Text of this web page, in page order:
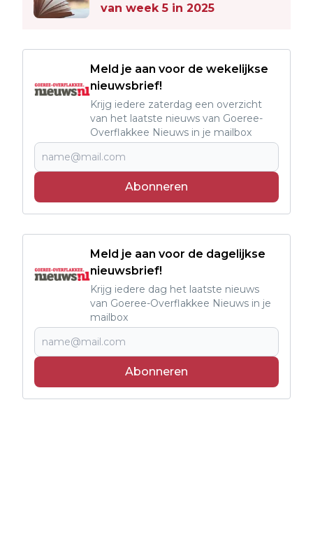
van week 5 in 2025
Meld je aan voor de wekelijkse
nieuwsbrief!
Krijg iedere zaterdag een overzicht
van het laatste nieuws van Goeree-
Overflakkee Nieuws in je mailbox
Abonneren
Meld je aan voor de dagelijkse
nieuwsbrief!
Krijg iedere dag het laatste nieuws
van Goeree-Overflakkee Nieuws in je
mailbox
Abonneren